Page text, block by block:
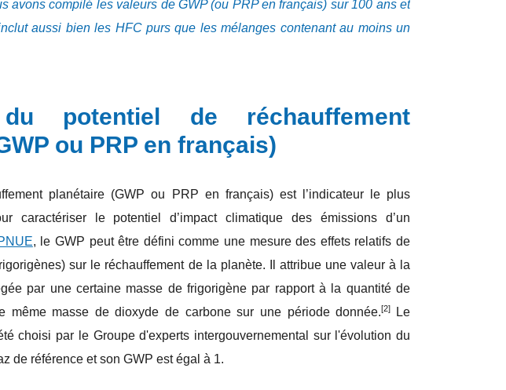
compilé les valeurs de GWP (ou PRP en français) sur 100 ans et
aussi bien les HFC purs que les mélanges contenant au moins un
potentiel de réchauffement
ou PRP en français)
planétaire (GWP ou PRP en français) est l’indicateur le plus
caractériser le potentiel d’impact climatique des émissions d’un
, le GWP peut être défini comme une mesure des effets relatifs de
sur le réchauffement de la planète. Il attribue une valeur à la
par une certaine masse de frigorigène par rapport à la quantité de
même masse de dioxyde de carbone sur une période donnée.[2]
Le
choisi par le Groupe d'experts intergouvernemental sur l'évolution du
de référence et son GWP est égal à 1.